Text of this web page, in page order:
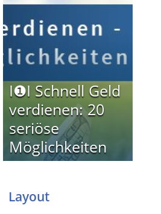
I❶I Schnell Geld
verdienen: 20
seriöse
Möglichkeiten
Layout